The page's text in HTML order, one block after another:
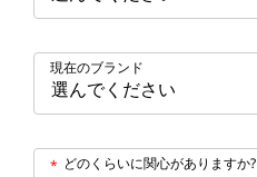
現在のブランド
どのくらいに関心がありますか?
*